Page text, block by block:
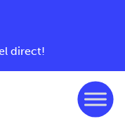
direct!